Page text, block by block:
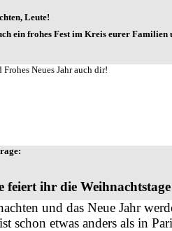
Leute!
ein frohes Fest im Kreis eurer
Neues Jahr auch dir!
feiert ihr die
und das Neue Jahr
schon etwas anders als in